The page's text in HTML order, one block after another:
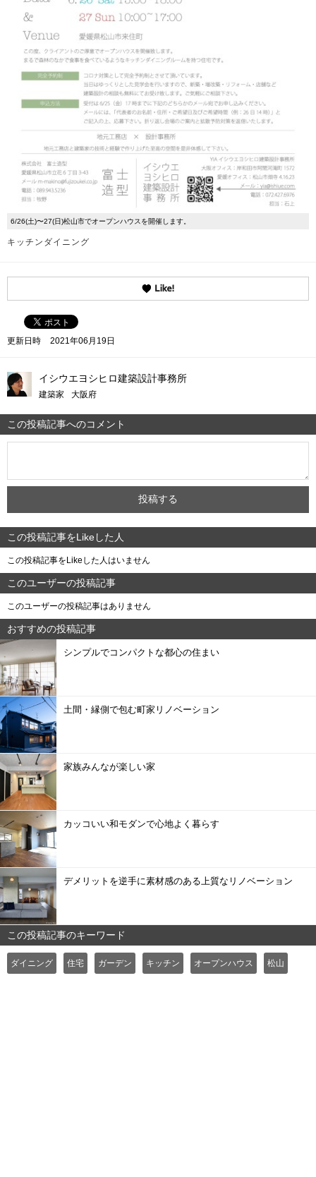
6/26(土)〜27(日)松山市でオープンハウスを開催します。
キッチンダイニング
更新日時 2021年06月19日
イシウエヨシヒロ建築設計事務所
建築家 大阪府
この投稿記事へのコメント
この投稿記事をLikeした人
この投稿記事をLikeした人はいません
このユーザーの投稿記事
このユーザーの投稿記事はありません
おすすめの投稿記事
シンプルでコンパクトな都心の住まい
土間・縁側で包む町家リノベーション
家族みんなが楽しい家
カッコいい和モダンで心地よく暮らす
デメリットを逆手に素材感のある上質なリノベーション
この投稿記事のキーワード
ダイニング 住宅 ガーデン キッチン オープンハウス 松山